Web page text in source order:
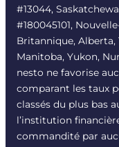
#13044,
#180045101,
Britannique, Alberta,
Manitoba, Yukon,
nesto ne favorise
comparant les taux
classés du plus bas
l’institution
commandité par